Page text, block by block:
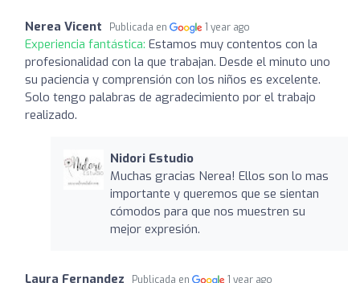
Nerea Vicent Publicada en 1 year ago
Experiencia fantástica: Estamos muy contentos con la
profesionalidad con la que trabajan. Desde el minuto uno
su paciencia y comprensión con los niños es excelente.
Solo tengo palabras de agradecimiento por el trabajo
realizado.
Nidori Estudio
Muchas gracias Nerea! Ellos son lo mas
importante y queremos que se sientan
cómodos para que nos muestren su
mejor expresión.
Laura Fernandez Publicada en 1 year ago